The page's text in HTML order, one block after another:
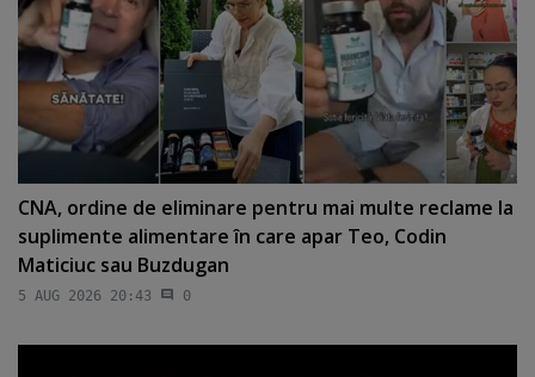
CNA, ordine de eliminare pentru mai multe reclame la
suplimente alimentare în care apar Teo, Codin
Maticiuc sau Buzdugan
5 AUG 2026 20:43 0